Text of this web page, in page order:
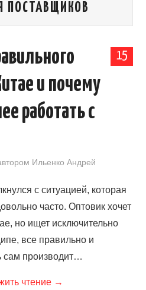
|
ПОСТАВЩИКОВ
15
и почему
работать с
Ильенко Андрей
с ситуацией, которая
часто. Оптовик хочет
но ищет исключительно
все правильно и
сам производит…
чтение →